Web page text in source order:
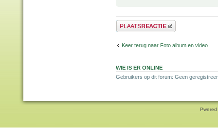
Plaats een reactie
Keer terug naar Foto album en video
WIE IS ER ONLINE
Gebruikers op dit forum: Geen